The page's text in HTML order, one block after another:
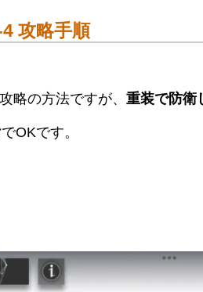
攻略手順
略の方法ですが、 重装で防衛
でOKです。